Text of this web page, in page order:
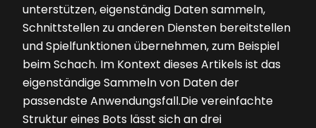
unterstützen, eigenständig Daten sammeln,
Schnittstellen zu anderen Diensten bereitstellen
und Spielfunktionen übernehmen, zum Beispiel
beim Schach. Im Kontext dieses Artikels ist das
eigenständige Sammeln von Daten der
passendste Anwendungsfall.Die vereinfachte
Struktur eines Bots lässt sich an drei